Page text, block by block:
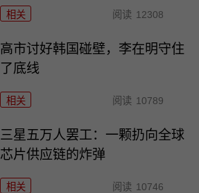
相关 阅读 12308
高市讨好韩国碰壁，李在明守住
了底线
相关 阅读 10789
三星五万人罢工：一颗扔向全球
芯片供应链的炸弹
相关 阅读 10746